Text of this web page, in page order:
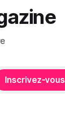
Inscrivez-vous